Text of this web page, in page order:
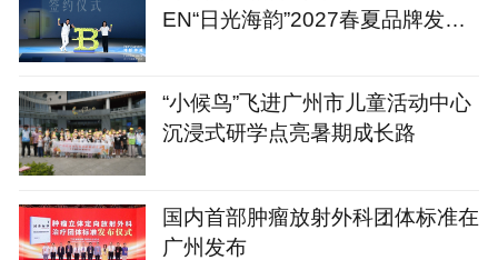
EN“日光海韵”2027春夏品牌发布
“小候鸟”飞进广州市儿童活动中心
沉浸式研学点亮暑期成长路
国内首部肿瘤放射外科团体标准在
广州发布